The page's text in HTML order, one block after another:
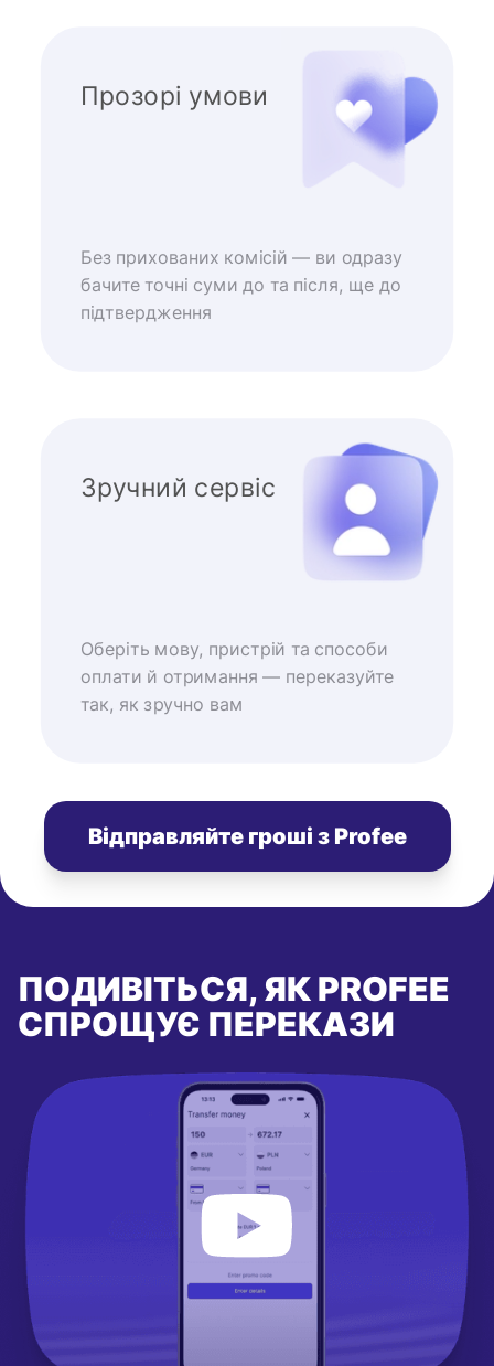
Прозорі умови
Без прихованих комісій — ви одразу
бачите точні суми до та після, ще до
підтвердження
Зручний сервіс
Оберіть мову, пристрій та способи
оплати й отримання — переказуйте
так, як зручно вам
Відправляйте гроші з Profee
ПОДИВІТЬСЯ, ЯК PROFEE
СПРОЩУЄ ПЕРЕКАЗИ